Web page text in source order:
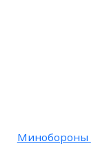
Минобороны